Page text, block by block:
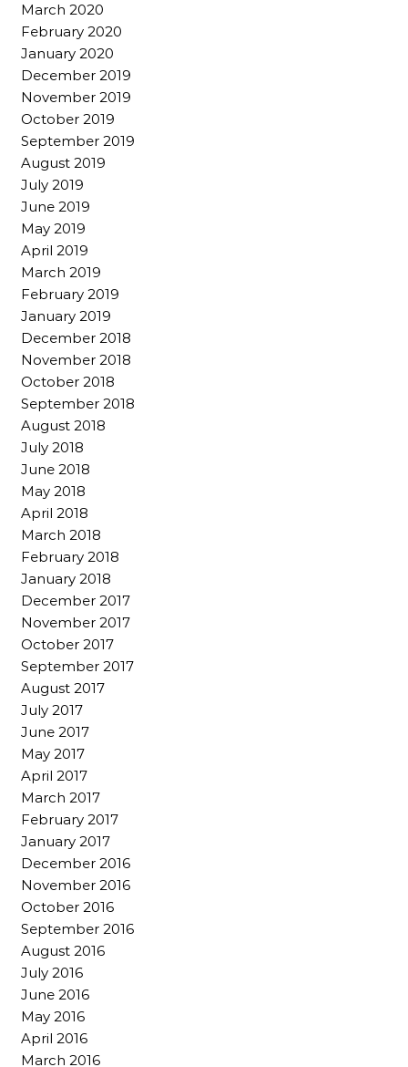
March 2020
February 2020
January 2020
December 2019
November 2019
October 2019
September 2019
August 2019
July 2019
June 2019
May 2019
April 2019
March 2019
February 2019
January 2019
December 2018
November 2018
October 2018
September 2018
August 2018
July 2018
June 2018
May 2018
April 2018
March 2018
February 2018
January 2018
December 2017
November 2017
October 2017
September 2017
August 2017
July 2017
June 2017
May 2017
April 2017
March 2017
February 2017
January 2017
December 2016
November 2016
October 2016
September 2016
August 2016
July 2016
June 2016
May 2016
April 2016
March 2016